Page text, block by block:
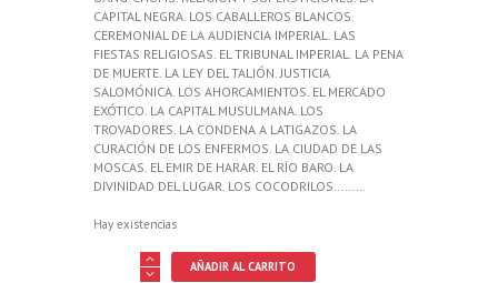
CAPITAL NEGRA. LOS CABALLEROS BLANCOS.
CEREMONIAL DE LA AUDIENCIA IMPERIAL. LAS
FIESTAS RELIGIOSAS. EL TRIBUNAL IMPERIAL. LA PENA
DE MUERTE. LA LEY DEL TALIÓN. JUSTICIA
SALOMÓNICA. LOS AHORCAMIENTOS. EL MERCADO
EXÓTICO. LA CAPITAL MUSULMANA. LOS
TROVADORES. LA CONDENA A LATIGAZOS. LA
CURACIÓN DE LOS ENFERMOS. LA CIUDAD DE LAS
MOSCAS. EL EMIR DE HARAR. EL RÍO BARO. LA
DIVINIDAD DEL LUGAR. LOS COCODRILOS………
Hay existencias
AÑADIR AL CARRITO